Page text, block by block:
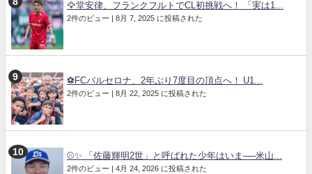
🦅堂安律、フランクフルトでCL初挑戦へ！ 「実は1...
2件のビュー 8月 7, 2025 に投稿された
⚽️FCバルセロナ、2年ぶり7度目の頂点へ！ U1...
2件のビュー 8月 22, 2025 に投稿された
⚾✨ 「佐藤輝明2世」と呼ばれた少年はいま──米山...
2件のビュー 4月 24, 2026 に投稿された